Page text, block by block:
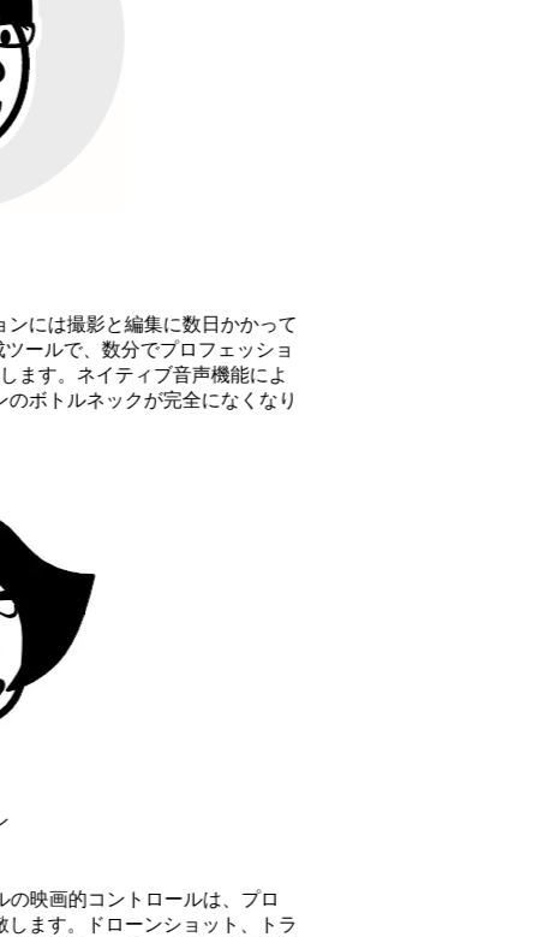
影と編集に数日かかって
、数分でプロフェッショ
ネイティブ音声機能によ
ネックが完全になくなり
コントロールは、プロ
ドローンショット、トラ